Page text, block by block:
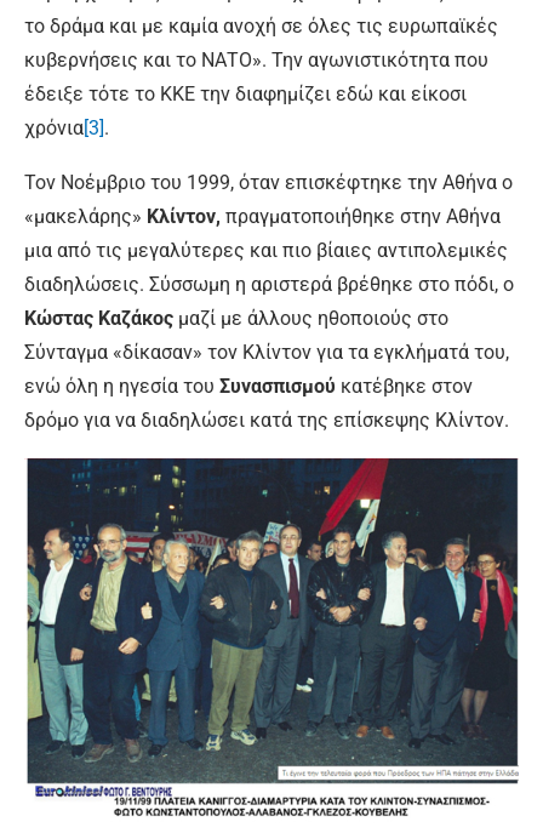
το δράμα και με καμία ανοχή σε όλες τις ευρωπαϊκές
κυβερνήσεις και το ΝΑΤΟ». Την αγωνιστικότητα που
έδειξε τότε το ΚΚΕ την διαφημίζει εδώ και είκοσι
χρόνια[3].
Τον Νοέμβριο του 1999, όταν επισκέφτηκε την Αθήνα ο
«μακελάρης» Κλίντον, πραγματοποιήθηκε στην Αθήνα
μια από τις μεγαλύτερες και πιο βίαιες αντιπολεμικές
διαδηλώσεις. Σύσσωμη η αριστερά βρέθηκε στο πόδι, ο
Κώστας Καζάκος μαζί με άλλους ηθοποιούς στο
Σύνταγμα «δίκασαν» τον Κλίντον για τα εγκλήματά του,
ενώ όλη η ηγεσία του Συνασπισμού κατέβηκε στον
δρόμο για να διαδηλώσει κατά της επίσκεψης Κλίντον.